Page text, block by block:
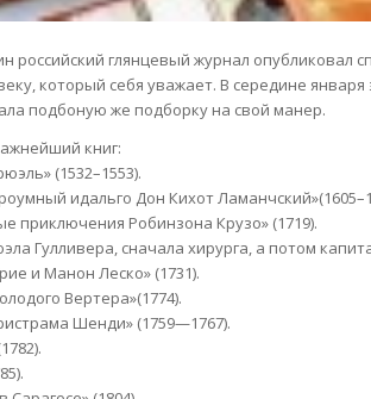
российский глянцевый журнал опубликовал
который себя уважает. В середине января
подбоную же подборку на свой манер.
книг:
(1532–1553).
идальго Дон Кихот
приключения Робинзона Крузо» (1719).
Гулливера, сначала хирурга, а потом
и Манон Леско» (1731).
Вертера»(1774).
Шенди» (1759—1767).